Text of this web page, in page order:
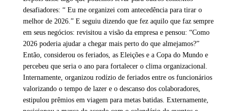
desafiadores: “ Eu me organizei com antecedência para tirar o
melhor de 2026.” E seguiu dizendo que fez aquilo que faz sempre
em seus negócios: revisitou a visão da empresa e pensou: “Como
2026 poderia ajudar a chegar mais perto do que almejamos?”
Então, considerou os feriados, as Eleições e a Copa do Mundo e
percebeu que seria o ano para fortalecer o clima organizacional.
Internamente, organizou rodízio de feriados entre os funcionários
valorizando o tempo de lazer e o descanso dos colaboradores,
estipulou prêmios em viagem para metas batidas. Externamente,